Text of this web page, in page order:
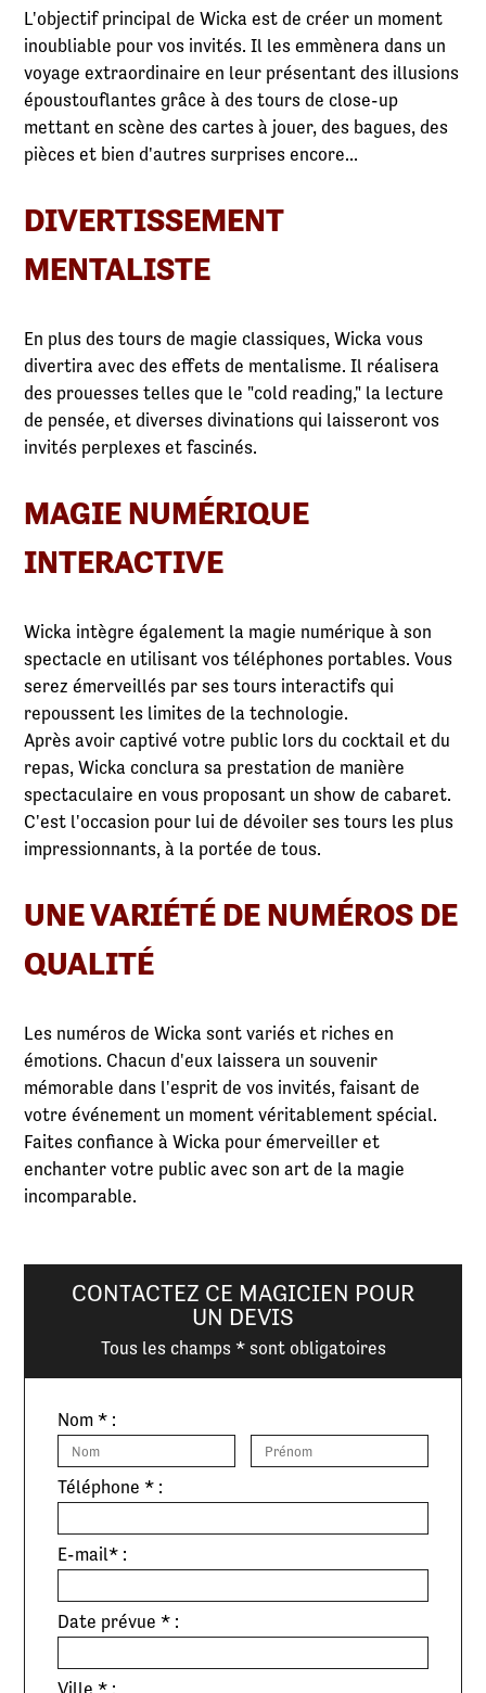
L'objectif principal de Wicka est de créer un moment
inoubliable pour vos invités. Il les emmènera dans un
voyage extraordinaire en leur présentant des illusions
époustouflantes grâce à des tours de close-up
mettant en scène des cartes à jouer, des bagues, des
pièces et bien d'autres surprises encore...
DIVERTISSEMENT
MENTALISTE
En plus des tours de magie classiques, Wicka vous
divertira avec des effets de mentalisme. Il réalisera
des prouesses telles que le "cold reading," la lecture
de pensée, et diverses divinations qui laisseront vos
invités perplexes et fascinés.
MAGIE NUMÉRIQUE
INTERACTIVE
Wicka intègre également la magie numérique à son
spectacle en utilisant vos téléphones portables. Vous
serez émerveillés par ses tours interactifs qui
repoussent les limites de la technologie.
Après avoir captivé votre public lors du cocktail et du
repas, Wicka conclura sa prestation de manière
spectaculaire en vous proposant un show de cabaret.
C'est l'occasion pour lui de dévoiler ses tours les plus
impressionnants, à la portée de tous.
UNE VARIÉTÉ DE NUMÉROS DE
QUALITÉ
Les numéros de Wicka sont variés et riches en
émotions. Chacun d'eux laissera un souvenir
mémorable dans l'esprit de vos invités, faisant de
votre événement un moment véritablement spécial.
Faites confiance à Wicka pour émerveiller et
enchanter votre public avec son art de la magie
incomparable.
CONTACTEZ CE MAGICIEN POUR
UN DEVIS
Tous les champs * sont obligatoires
Nom * :
Téléphone * :
E-mail* :
Date prévue * :
Ville * :